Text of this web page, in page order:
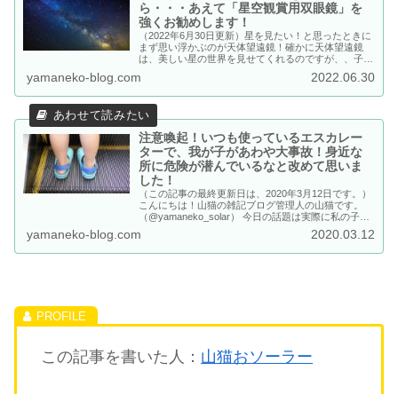
ら・・・あえて「星空観賞用双眼鏡」を
強くお勧めします！
（2022年6月30日更新）星を見たい！と思ったときに
まず思い浮かぶのが天体望遠鏡！確かに天体望遠鏡
は、美しい星の世界を見せてくれるのですが、、子ど
性能の良い望遠鏡を買っても使いこなせないのでは、
めしているのが、星空観察に特化した双眼鏡！取り扱
いもとっても簡単で子どもが最初に手にする星空観察
グッズに最適なんです。
yamaneko-blog.com 2022.06.30
注意喚起！いつも使っているエスカレー
ターで、我が子があわや大事故！身近な
所に危険が潜んでいるなと改めて思いま
した！
（この記事の最終更新日は、2020年3月12日です。）
こんにちは！山猫の雑記ブログ管理人の山猫です。
（@yamaneko_solar） 今日の話題は実際に私の子ど
もが体験した話。 あとから思い返してみるとかなり
怖い事だったと思って記事にしてみました。 それ
は、私と子どもで街のショッピングセンターに行った
yamaneko-blog.com 2020.03.12
この記事を書いた人： 山猫おソーラー